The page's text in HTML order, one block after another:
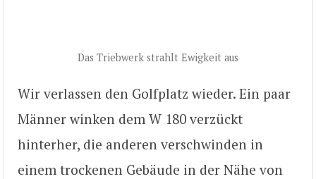
Das Triebwerk strahlt Ewigkeit aus
Wir verlassen den Golfplatz wieder. Ein paar
Männer winken dem W 180 verzückt
hinterher, die anderen verschwinden in
einem trockenen Gebäude in der Nähe von